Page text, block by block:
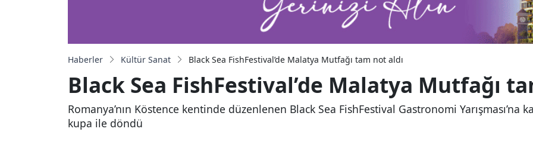
Haberler Kültür Sanat Black Sea FishFestival’de Malatya Mutfağı tam not aldı
Black Sea FishFestival’de Malatya Mutfağı
Romanya’nın Köstence kentinde düzenlenen Black Sea FishFestival Gastronomi Yarışması’na
kupa ile döndü